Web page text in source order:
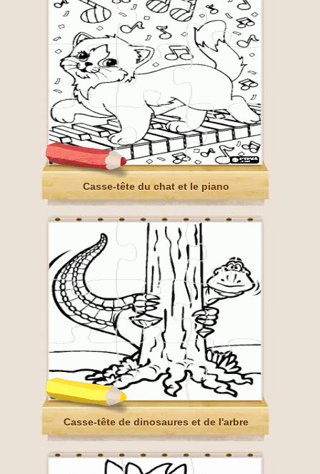
Casse-tête du chat et le piano
Casse-tête de dinosaures et de l'arbre